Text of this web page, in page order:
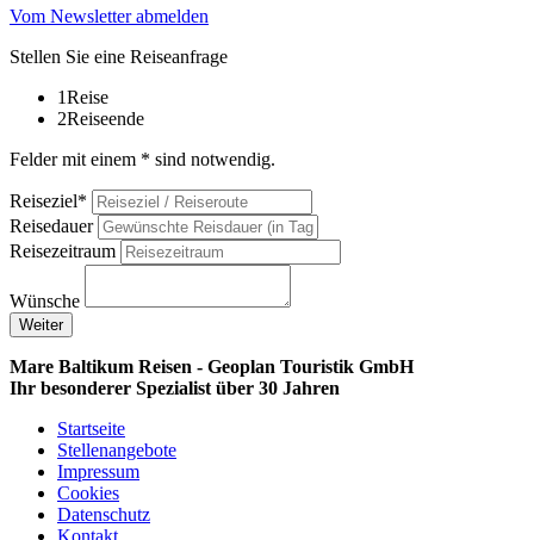
Vom Newsletter abmelden
Stellen Sie eine Reiseanfrage
1Reise
2Reiseende
Felder mit einem * sind notwendig.
Reiseziel*
Reisedauer
Reisezeitraum
Wünsche
Weiter
Mare Baltikum Reisen - Geoplan Touristik GmbH
Ihr besonderer Spezialist über 30 Jahren
Startseite
Stellenangebote
Impressum
Cookies
Datenschutz
Kontakt